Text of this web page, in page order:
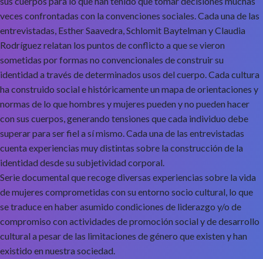
veces confrontadas con la convenciones sociales. Cada una de las
entrevistadas, Esther Saavedra, Schlomit Baytelman y Claudia
Rodríguez relatan los puntos de conflicto a que se vieron
sometidas por formas no convencionales de construir su
identidad a través de determinados usos del cuerpo. Cada cultura
ha construido social e históricamente un mapa de orientaciones y
normas de lo que hombres y mujeres pueden y no pueden hacer
con sus cuerpos, generando tensiones que cada individuo debe
superar para ser fiel a sí mismo. Cada una de las entrevistadas
cuenta experiencias muy distintas sobre la construcción de la
identidad desde su subjetividad corporal.
Serie documental que recoge diversas experiencias sobre la vida
de mujeres comprometidas con su entorno socio cultural, lo que
se traduce en haber asumido condiciones de liderazgo y/o de
compromiso con actividades de promoción social y de desarrollo
cultural a pesar de las limitaciones de género que existen y han
existido en nuestra sociedad.